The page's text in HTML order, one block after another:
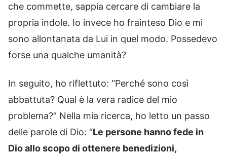
che commette, sappia cercare di cambiare la
propria indole. Io invece ho frainteso Dio e mi
sono allontanata da Lui in quel modo. Possedevo
forse una qualche umanità?
In seguito, ho riflettuto: “Perché sono così
abbattuta? Qual è la vera radice del mio
problema?” Nella mia ricerca, ho letto un passo
delle parole di Dio: “Le persone hanno fede in
Dio allo scopo di ottenere benedizioni,